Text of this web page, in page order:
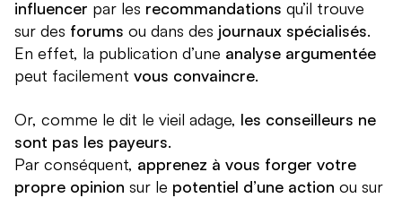
influencer par les recommandations qu’il trouve
sur des forums ou dans des journaux spécialisés.
En effet, la publication d’une analyse argumentée
peut facilement vous convaincre.
Or, comme le dit le vieil adage, les conseilleurs ne
sont pas les payeurs.
Par conséquent, apprenez à vous forger votre
propre opinion sur le potentiel d’une action ou sur